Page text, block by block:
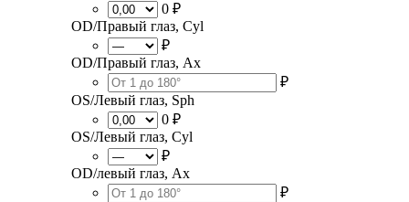
0 ₽
OD/Правый глаз, Cyl
₽
OD/Правый глаз, Ax
₽
OS/Левый глаз, Sph
0 ₽
OS/Левый глаз, Cyl
₽
OD/левый глаз, Ax
₽